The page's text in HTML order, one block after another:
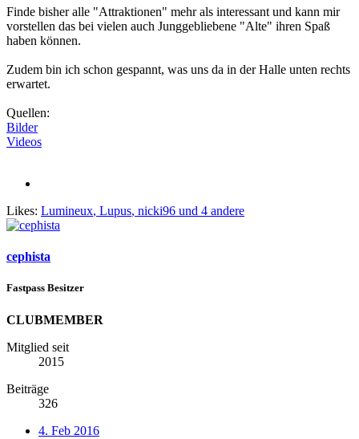
Finde bisher alle "Attraktionen" mehr als interessant und kann mir
vorstellen das bei vielen auch Junggebliebene "Alte" ihren Spaß
haben können.
Zudem bin ich schon gespannt, was uns da in der Halle unten rechts
erwartet.
Quellen:
Bilder
Videos
Likes: Lumineux, Lupus, nicki96 und 4 andere
cephista
Fastpass Besitzer
CLUBMEMBER
Mitglied seit
2015
Beiträge
326
4. Feb 2016